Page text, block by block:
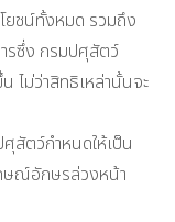
ยชน์ทั้งหมด รวมถึง
รซึ่ง กรมปศุสัตว์
ไม่ว่าสิทธิเหล่านั้นจะ
สัตว์กำหนดให้เป็น
ษณ์อักษรล่วงหน้า